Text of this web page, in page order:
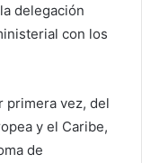
delegación
con los
primera vez, del
y el Caribe,
de